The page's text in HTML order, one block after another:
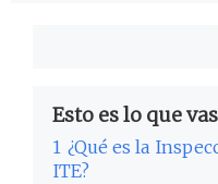
Esto es lo que
1 ¿Qué es la
ITE?